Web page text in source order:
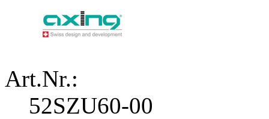
Art.Nr.:
52SZU60-00